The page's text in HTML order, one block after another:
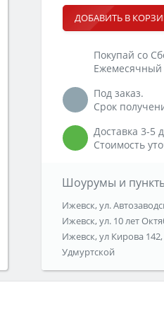
ДОБАВИТЬ В
Покупай со
Ежемесячный
Под заказ.
Срок
Доставка 3-5
Стоимость
Шоурумы и
Ижевск, ул.
Ижевск, ул. 10 лет
Ижевск, ул Кирова
Удмуртской